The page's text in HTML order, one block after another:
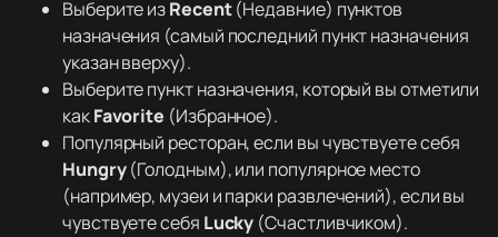
Выберите изRecent(Недавние) пунктов
назначения (самый последний пункт назначения
указан вверху).
Выберите пункт назначения, который вы отметили
какFavorite (Избранное).
Популярный ресторан, если вы чувствуете себя
Hungry(Голодным), или популярное место
(например, музеи и парки развлечений), если вы
чувствуете себя Lucky (Счастливчиком).